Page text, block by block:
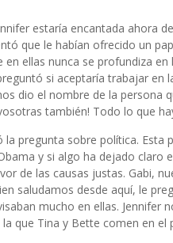
estaría encantada ahora
que le habían ofrecido un
en ellas nunca se profundiza
si aceptaría trabajar en
dio el nombre de la persona
también! Todo lo que
pregunta sobre política. Esta
y si algo ha dejado claro
de las causas justas. Gabi,
saludamos desde aquí, le
mucho en ellas. Jennifer
que Tina y Bette comen en